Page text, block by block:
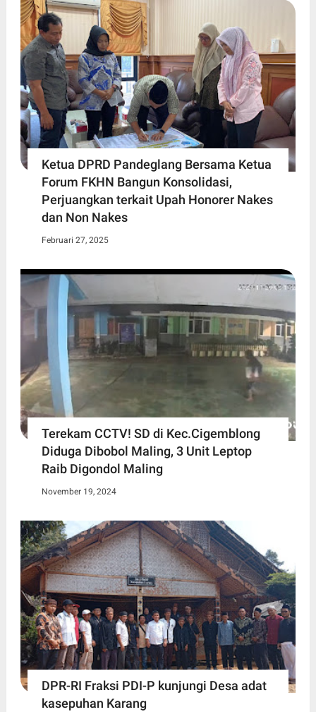
Ketua DPRD Pandeglang Bersama Ketua
Forum FKHN Bangun Konsolidasi,
Perjuangkan terkait Upah Honorer Nakes
dan Non Nakes
Februari 27, 2025
Terekam CCTV! SD di Kec.Cigemblong
Diduga Dibobol Maling, 3 Unit Leptop
Raib Digondol Maling
November 19, 2024
DPR-RI Fraksi PDI-P kunjungi Desa adat
kasepuhan Karang